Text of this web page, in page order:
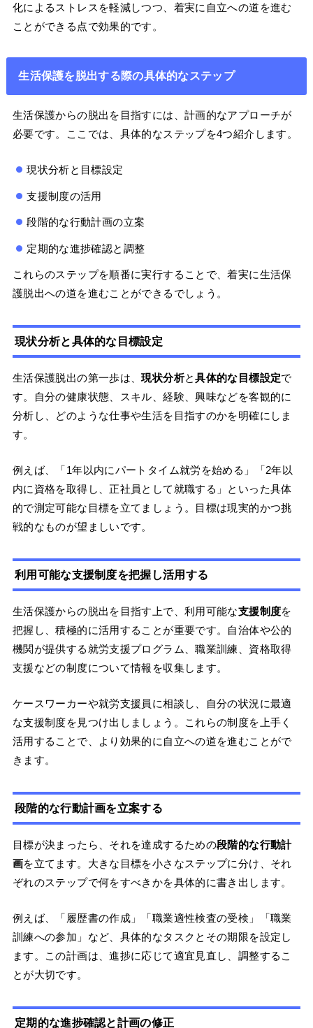
化によるストレスを軽減しつつ、着実に自立への道を進む
ことができる点で効果的です。
生活保護を脱出する際の具体的なステップ
生活保護からの脱出を目指すには、計画的なアプローチが
必要です。ここでは、具体的なステップを4つ紹介します。
現状分析と目標設定
支援制度の活用
段階的な行動計画の立案
定期的な進捗確認と調整
これらのステップを順番に実行することで、着実に生活保
護脱出への道を進むことができるでしょう。
現状分析と具体的な目標設定
生活保護脱出の第一歩は、現状分析と具体的な目標設定で
す。自分の健康状態、スキル、経験、興味などを客観的に
分析し、どのような仕事や生活を目指すのかを明確にしま
す。
例えば、「1年以内にパートタイム就労を始める」「2年以
内に資格を取得し、正社員として就職する」といった具体
的で測定可能な目標を立てましょう。目標は現実的かつ挑
戦的なものが望ましいです。
利用可能な支援制度を把握し活用する
生活保護からの脱出を目指す上で、利用可能な支援制度を
把握し、積極的に活用することが重要です。自治体や公的
機関が提供する就労支援プログラム、職業訓練、資格取得
支援などの制度について情報を収集します。
ケースワーカーや就労支援員に相談し、自分の状況に最適
な支援制度を見つけ出しましょう。これらの制度を上手く
活用することで、より効果的に自立への道を進むことがで
きます。
段階的な行動計画を立案する
目標が決まったら、それを達成するための段階的な行動計
画を立てます。大きな目標を小さなステップに分け、それ
ぞれのステップで何をすべきかを具体的に書き出します。
例えば、「履歴書の作成」「職業適性検査の受検」「職業
訓練への参加」など、具体的なタスクとその期限を設定し
ます。この計画は、進捗に応じて適宜見直し、調整するこ
とが大切です。
定期的な進捗確認と計画の修正